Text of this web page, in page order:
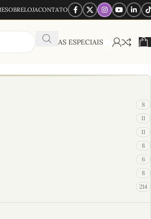
SOBRELOJACONTATO
OFERTAS ESPECIAIS
8
11
11
8
6
8
214